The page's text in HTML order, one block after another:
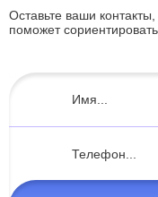
Оставьте ваши
поможет